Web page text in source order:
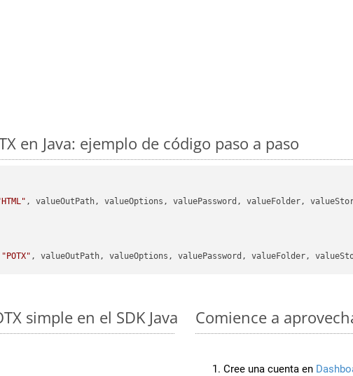
en Java: ejemplo de código paso a paso
, valueOutPath, valueOptions, valuePassword, valueFolder,
"POTX"
simple en el SDK Java Comience a
Cree una cuenta en